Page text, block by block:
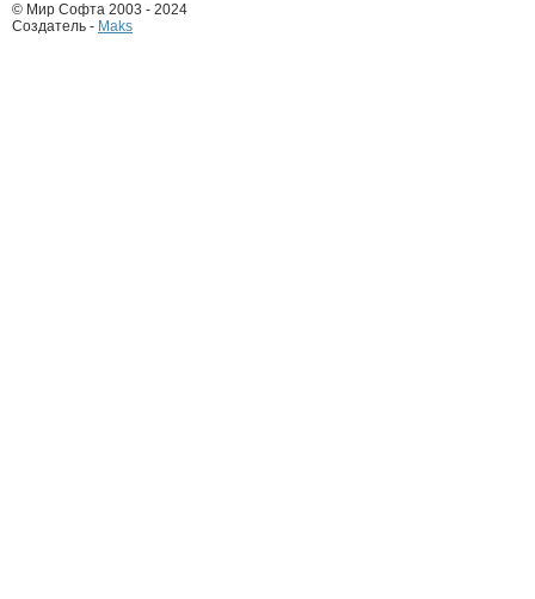
© Мир Софта 2003 - 2024
Создатель - Maks